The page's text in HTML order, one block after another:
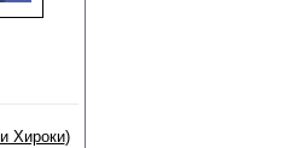
Хироки)